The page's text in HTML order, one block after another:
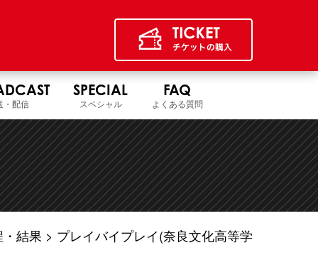
・配信
SPECIAL
スペシャル
FAQ
よくある質問
・結果
プレイバイプレイ(奈良文化高等学